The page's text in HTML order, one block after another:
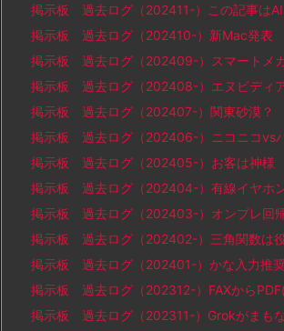
掲示板 過去ログ（202411-）この記事はAI
掲示板 過去ログ（202410-）新Mac発表
掲示板 過去ログ（202409-）スマートメ
掲示板 過去ログ（202408-）エヌビディ
掲示板 過去ログ（202407-）関東砂漠？
掲示板 過去ログ（202406-）ニコニコvs
掲示板 過去ログ（202405-）お客は神様
掲示板 過去ログ（202404-）有線イヤホ
掲示板 過去ログ（202403-）オンプレ回
掲示板 過去ログ（202402-）三角関数は
掲示板 過去ログ（202401-）かな入力推
掲示板 過去ログ（202312-）FAXからPDF
掲示板 過去ログ（202311-）Grokがまも